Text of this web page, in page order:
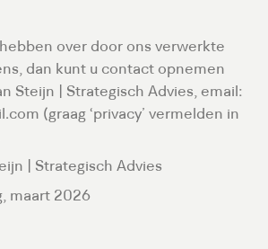
over door ons verwerkte
dan kunt u contact opnemen
Steijn | Strategisch Advies, email:
(graag ‘privacy’ vermelden in
| Strategisch Advies
maart 2026